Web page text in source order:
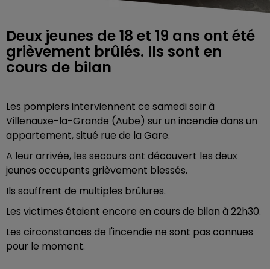
Deux jeunes de 18 et 19 ans ont été
grièvement brûlés. Ils sont en
cours de bilan
Les pompiers interviennent ce samedi soir à
Villenauxe-la-Grande (Aube) sur un incendie dans un
appartement, situé rue de la Gare.
A leur arrivée, les secours ont découvert les deux
jeunes occupants grièvement blessés.
Ils souffrent de multiples brûlures.
Les victimes étaient encore en cours de bilan à 22h30.
Les circonstances de l'incendie ne sont pas connues
pour le moment.